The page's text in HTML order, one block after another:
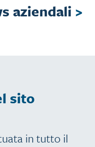
aziendali >
sito
in tutto il